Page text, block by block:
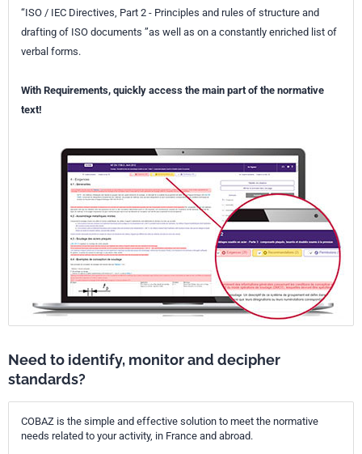
“ISO / IEC Directives, Part 2 - Principles and rules of structure and
drafting of ISO documents ”as well as on a constantly enriched list of
verbal forms.
With Requirements, quickly access the main part of the normative
text!
Need to identify, monitor and decipher
standards?
COBAZ is the simple and effective solution to meet the normative
needs related to your activity, in France and abroad.